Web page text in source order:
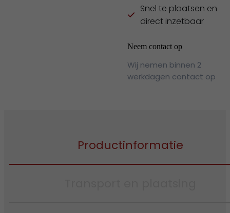
Snel te plaatsen en
direct inzetbaar
Neem contact op
Wij nemen binnen 2
werkdagen contact op
Productinformatie